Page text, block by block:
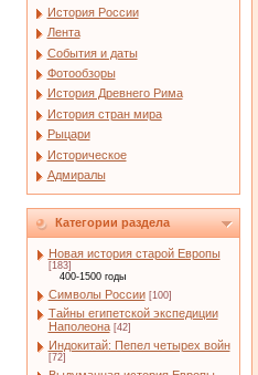
История России
Лента
События и даты
Фотообзоры
История Древнего Рима
История стран мира
Рыцари
Историческое
Адмиралы
Категории раздела
Новая история старой Европы
[183]
400-1500 годы
Символы России [100]
Тайны египетской экспедиции
Наполеона [42]
Индокитай: Пепел четырех войн
[72]